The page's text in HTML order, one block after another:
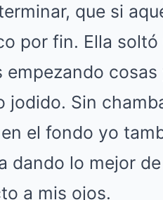
que si
por fin. Ella soltó
empezando
Sin
el fondo yo
dando lo mejor de
a mis ojos.